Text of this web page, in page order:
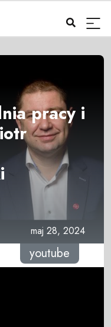
pracy i
maj 28, 2024
youtube